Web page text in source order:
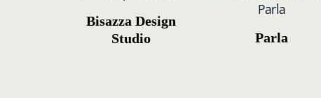
Bisazza Design
Studio
Parla